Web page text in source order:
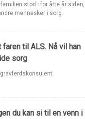
stod i for åtte år siden,
mennesker i sorg.
til ALS. Nå vil han
sorg
du kan si til en venn i